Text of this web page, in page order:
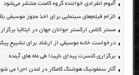
آلبوم انفرادی خواننده گروه کامنت منتشر می‌شود
الزام فیلم‌های سینمایی برای اخذ مجوز موسیقی
مستر کلاس ارکستر جوانان جهان در ایتالیا
درخواست خانه موسیقی از ارشاد برای تشییع
برگزاری کنسرت پیدای ناپیدا طی ماه های آینده
آثار سمفونیک هوشنگ کامکار در لندن اجرا می